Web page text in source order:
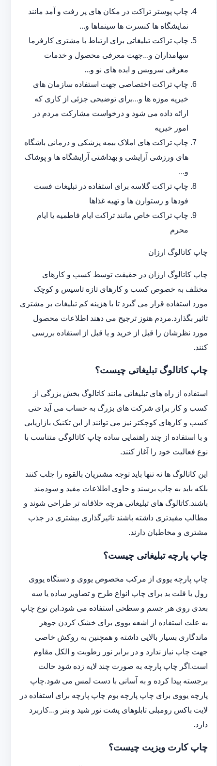
چاپ پوستر تراکت در مکان های پر رفت و آمد مانند
نمایشگاه ها کنسرت ها سینماها و...
چاپ تراکت تبلیغاتی برای ارتباط با مشتری کارفرما
سهامداران و...جهت معرفی محصول و خدمات
معرفی سرویس و ایده های نو و...
چاپ تراکت اختصاصی جهت استفاده سازمان های
خیریه موزه ها و...برای توضیحی جزئی از کاری که
ارائه داده می شود و درخواست مشارکت مردم در
امور خیریه
چاپ تراکت های املاک بیمه پزشکی و درمانی باشگاه
های ورزشی آرایشی و بهداشتی آرایشگاه ها و پوشاک
و...
چاپ تراکت گلاسه برای استفاده در تبلیغات فست
فودها و رستوارن ها و تهیه غذاها
چاپ تراکت خاص مانند تراکت ایام فاطمیه یا ایام
محرم
چاپ کاتالوگ ارزان
چاپ کاتالوگ ارزان در حقیقت توسط کسب و کارهای
مختلف به خصوص کسب و کارهای تازه تاسیس و کوچک
مورد استفاده قرار می گیرد تا با هزینه کم تبلیغات بر مشتری
تاثیر بگذارد.مردم هنوز ترجیح می دهند اطلاعات محصول
مورد نظرشان را قبل از خرید و یا قبل از استفاده بررسی
کنند.
چاپ کاتالوگ تبلیغاتی چیست؟
استفاده از راه های تبلیغاتی مانند کاتالوگ بخش بزرگی از
کسب و کار برای شرکت های بزرگ به حساب می آید حتی
کسب و کارهای کوچکتر نیز می توانند از این تکنیک بازاریابی
و با استفاده از چند راهنمایی ساده چاپ کاتالوگی متناسب با
نوع فعالیت خود را آغاز کنند.
این کاتالوگ ها نه تنها باید توجه مشتریان بالقوه را جلب کنند
بلکه باید به چاپ برسند و حاوی اطلاعات مفید و سودمند
باشند.کاتالوگ های تبلیغاتی هرچه خلاقانه تر طراحی شوند و
مطالب مفیدتری داشته باشند تاثیرگذاری بیشتری در جذب
مشتری و مخاطبان دارند.
چاپ پارچه تبلیغاتی چیست؟
چاپ پارچه یووی از مرکب مخصوص یووی و دستگاه یووی
رول یا فلت بد برای چاپ انواع طرح و تصاویر ساده یا سه
بعدی روی هر جسم و سطحی استفاده می شود.این نوع چاپ
به علت استفاده از اشعه یووی برای خشک کردن جوهر
ماندگاری بسیار بالایی داشته و همچنین به روکش خاصی
جهت چاپ نیاز ندارد و در برابر نور رطوبت و الکل مقاوم
است.اگر چاپ پارچه به صورت چند لایه زده شود حالت
برجسته پیدا کرده و به آسانی با دست لمس می شود.چاپ
پارچه یووی برای چاپ پارچه بوم چاپ پارچه برای استفاده در
لایت باکس رومبلی تابلوهای پشت نور شید و بنر و...کاربرد
دارد.
چاپ کارت ویزیت چیست؟